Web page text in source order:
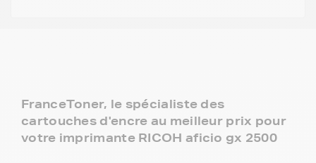
FranceToner, le spécialiste des
cartouches d'encre au meilleur prix pour
votre imprimante RICOH aficio gx 2500